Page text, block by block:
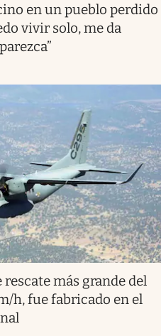
en un pueblo perdido
vivir solo, me da
rescate más grande del
h, fue fabricado en el